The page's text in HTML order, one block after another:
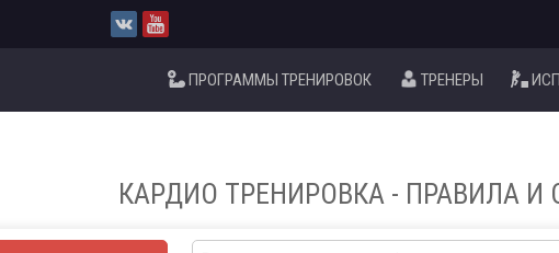
ПРОГРАММЫ ТРЕНИРОВОК ТРЕНЕРЫ
КАРДИО ТРЕНИРОВКА - ПРАВИЛА И